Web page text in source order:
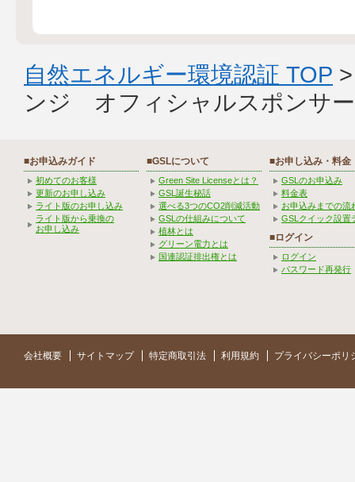
自然エネルギー環境認証 TOP
ンジ オフィシャルスポンサ
■お申込みガイド
初めてのお客様
更新のお申し込み
ライト版のお申し込み
ライト版から乗換の
お申し込み
■GSLについて
Green Site Licenseとは？
GSL誕生秘話
選べる3つのCO2削減活動
GSLの仕組みについて
植林とは
グリーン電力とは
国連認証排出権とは
■お申し込み・料金
GSLのお申込み
料金表
お申込みまでの流
GSLクイック設置
■ログイン
ログイン
パスワード再発行
会社概要 サイトマップ 特定商取引法 利用規約 プライバシーポリ